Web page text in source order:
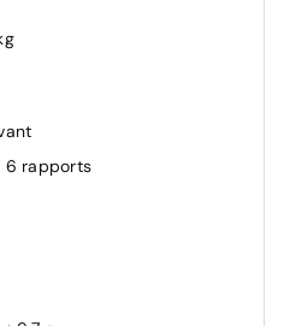
6 rapports